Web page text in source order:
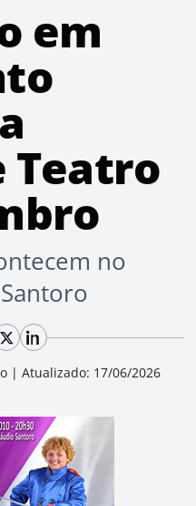
em
Teatro
no
| Atualizado: 17/06/2026